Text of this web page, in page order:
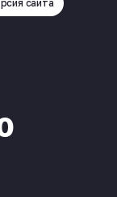
сайта